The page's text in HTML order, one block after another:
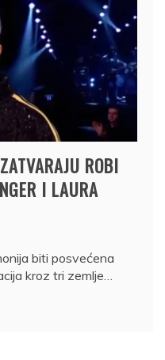
ROBI
I LAURA
biti posvećena
kroz tri zemlje…